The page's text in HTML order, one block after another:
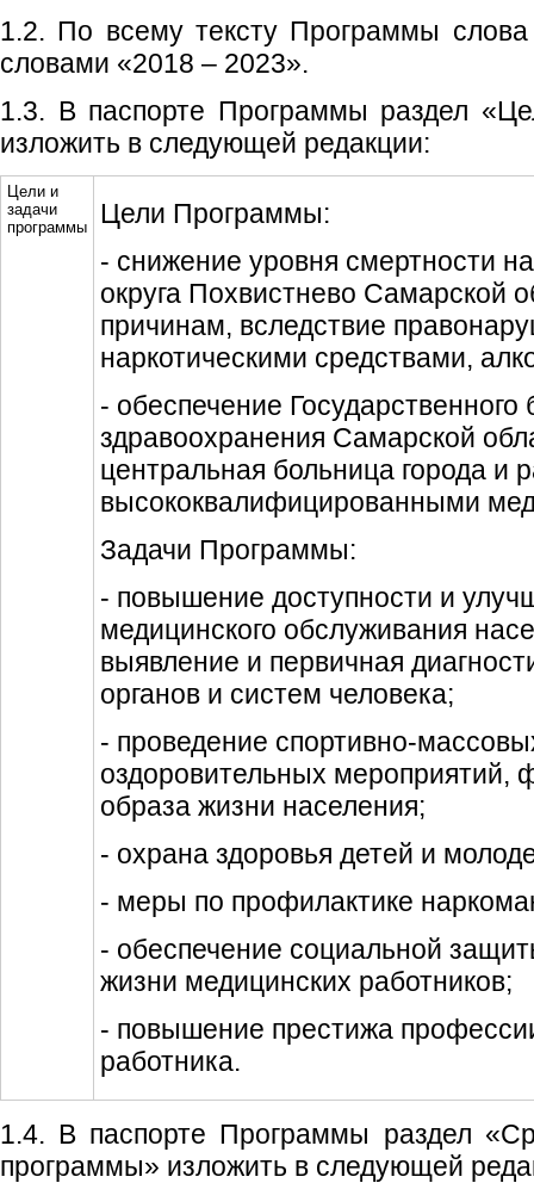
1.2. По всему тексту Программы
словами «2018 – 2023».
1.3. В паспорте Программы раздел
изложить в следующей редакции:
Цели и
задачи
программы
Цели Программы:
- снижение уровня смертности
округа Похвистнево Самарской
причинам, вследствие
наркотическими средствами,
- обеспечение
здравоохранения Самарской
центральная больница города и
высококвалифицированными
Задачи Программы:
- повышение доступности и
медицинского обслуживания
выявление и первичная
органов и систем человека;
- проведение спортивно-
оздоровительных мероприятий,
образа жизни населения;
- охрана здоровья детей и
- меры по профилактике
- обеспечение социальной
жизни медицинских работников;
- повышение престижа
работника.
1.4. В паспорте Программы раздел
программы» изложить в следующей